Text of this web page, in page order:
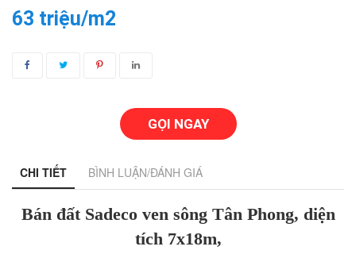
63 triệu/m2
GỌI NGAY
CHI TIẾT BÌNH LUẬN/ĐÁNH GIÁ
Bán đất Sadeco ven sông Tân Phong, diện
tích 7x18m,